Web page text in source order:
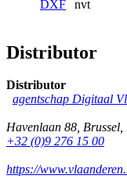
DXF nvt
Distributor
Distributor
agentschap Digitaal
Havenlaan 88, Brussel,
+32 (0)9 276 15 00
https://